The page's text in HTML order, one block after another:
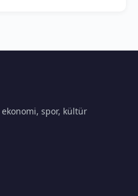
spor, kültür